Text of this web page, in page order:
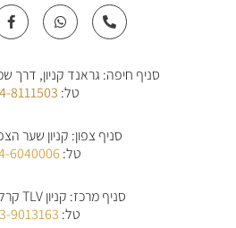
P
h
o
-
W
h
a
a
p
F
a
c
o
o
k
f
סניף חיפה: גראנד קניון, דרך שמחה
טל:8111503
סניף צפון: קניון שער
טל:6040006
סניף מרכז: קניון TLV קרליבך 4 ת"א
טל:9013163